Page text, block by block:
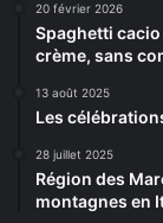
20 février 2026
Spaghetti
crème, sans
13 août 2025
Les
28 juillet 2025
Région des
montagnes en